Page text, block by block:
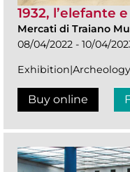
1932, l’elefante
Mercati di Traiano
08/04/2022 - 10/04/
Buy online